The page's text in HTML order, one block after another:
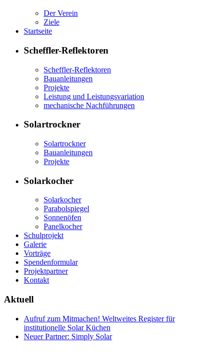
Der Verein
Ziele
Startseite
Scheffler-Reflektoren
Scheffler-Reflektoren
Bauanleitungen
Projekte
Leistung und Leistungsvariation
mechanische Nachführungen
Solartrockner
Solartrockner
Bauanleitungen
Projekte
Solarkocher
Solarkocher
Parabolspiegel
Sonnenöfen
Panelkocher
Schulprojekt
Galerie
Vorträge
Spendenformular
Projektpartner
Kontakt
Aktuell
Aufruf zum Mitmachen! Weltweites Register für
institutionelle Solar Küchen
Neuer Partner: Simply Solar